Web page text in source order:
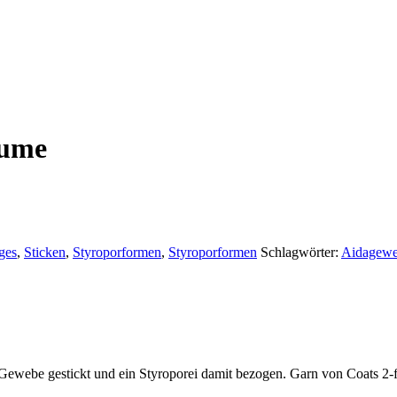
, Sticken, Styroporformen, Styroporformen Schlagwörter:
gestickt und ein Styroporei damit bezogen. Garn von Coats